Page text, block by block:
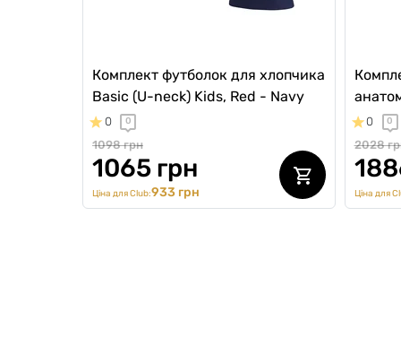
Комплект футболок для хлопчика
Basic (U-neck) Kids, Red - Navy
0 0
1098 грн
1065 грн
Ціна для Club:933 грн
0 0
2028
Ціна для